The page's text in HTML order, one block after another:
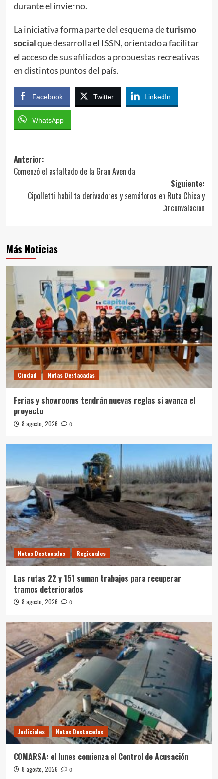
durante el invierno.
La iniciativa forma parte del esquema deturismo
socialque desarrolla el ISSN, orientado a facilitar
el acceso de sus afiliados a propuestas recreativas
en distintos puntos del país.
Facebook Twitter LinkedIn
WhatsApp
Navegación
de
entradas
Anterior:
Comenzó el asfaltado de la Gran Avenida
Siguiente:
Cipolletti habilita derivadores y semáforos en Ruta Chica y
Circunvalación
Más Noticias
Ciudad Notas Destacadas
Ferias y showrooms tendrán nuevas reglas si avanza el
proyecto
8 agosto, 2026 0
Notas Destacadas Regionales
Las rutas 22 y 151 suman trabajos para recuperar
tramos deteriorados
8 agosto, 2026 0
Judiciales Notas Destacadas
COMARSA: el lunes comienza el Control de Acusación
8 agosto, 2026 0